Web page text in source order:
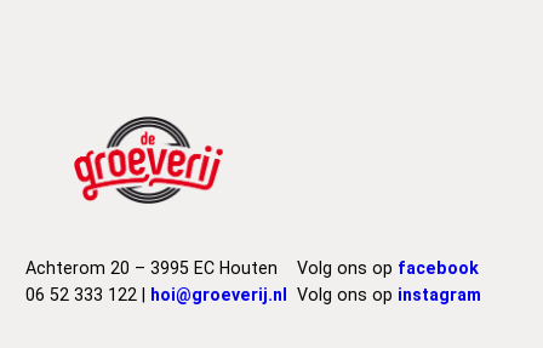
Achterom 20 – 3995 EC Houten
06 52 333 122 |
hoi@groeverij.nl
Volg ons op facebook
Volg ons op instagram